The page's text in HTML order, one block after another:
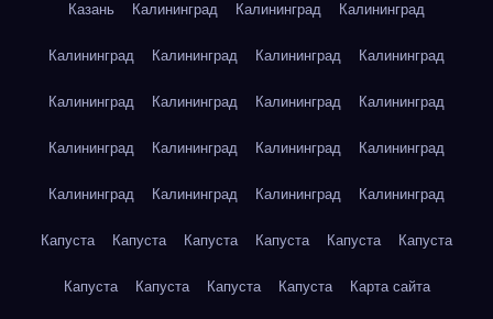
Казань Калининград Калининград Калининград
Калининград Калининград Калининград Калининград
Калининград Калининград Калининград Калининград
Калининград Калининград Калининград Калининград
Калининград Калининград Калининград Калининград
Капуста Капуста Капуста Капуста Капуста Капуста
Капуста Капуста Капуста Капуста Карта сайта